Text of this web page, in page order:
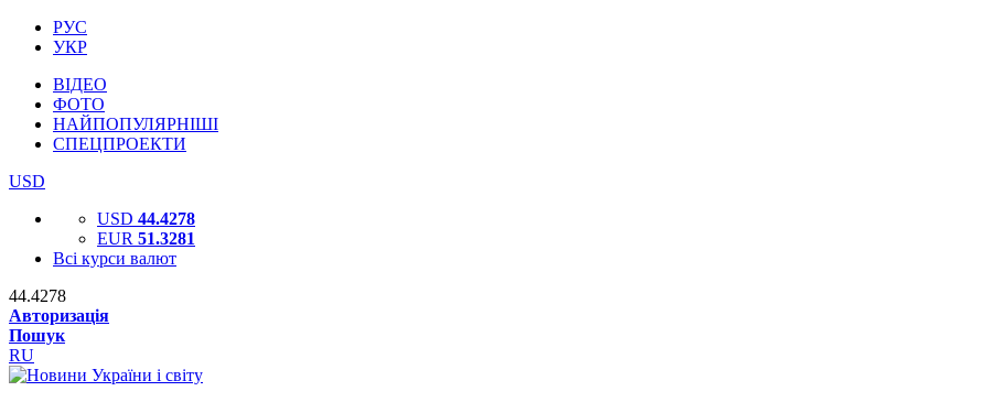
РУС
УКР
ВІДЕО
ФОТО
НАЙПОПУЛЯРНІШІ
СПЕЦПРОЕКТИ
USD
USD 44.4278
EUR 51.3281
Всі курси валют
44.4278
Авторизація
Пошук
RU